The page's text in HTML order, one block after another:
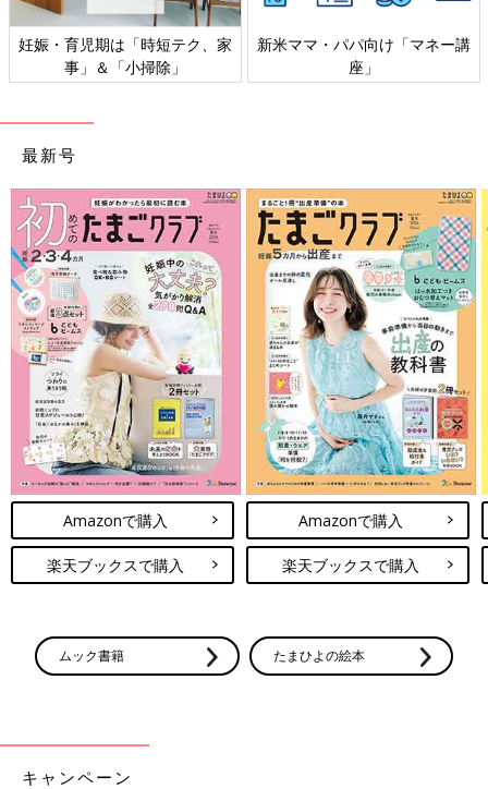
れますか。１日の装着時間などの目安も教えてください。
細野 ヘルメット矯正治療に適している時期は生後３～６カ月ご
ろですが、７カ月になったからといってまったく効果がないとい
きます。また装着開始時期が遅くなるとへルメットを自分ではず
してしまうなど、治療がうまくいかないこともあります。
ヘルメット矯正治療ができる医療機関は限られていますし、紹介
状が必要な場合もあります。医療機関によってはスムーズに予約
がとれないこともあるので、興味があるママやパパは早めにリサ
ーチしたほうがいいでしょう。
装着時間などの目安は次のとおりです。
●1日の装着時間の目安／23時間（入浴以外。無理な場合は最低
でも15～20時間前後）
●治療期間の目安／半年
●受診の目安／1カ月に1回
●費用の目安／40～60万円（保険適用外、費用は医療機関やヘル
メットの種類によって異なる）
――初診での注意点を教えてください。
細野 わからないことや心配なことは、医師に直接聞いてくださ
い。なかには「ヘルメット矯正治療をすると将来、歯並びが悪く
エビデンスはありません。誤った情報をうのみにしているママや
パパもいるので、初診のときに気になることは必ず医師に確認し
ましょう。
お話・監修／日本頭蓋健診治療研究会 取材・文／麻生珠恵、ひ
「時短テク、家
「小掃除」
新米ママ・パパ向け「マネー講
感染症対策、
最新号
Amazonで購入
楽天ブックスで購入
Amazonで購入
楽天ブックスで購入
ムック書籍 たまひよの絵本
キャンペーン